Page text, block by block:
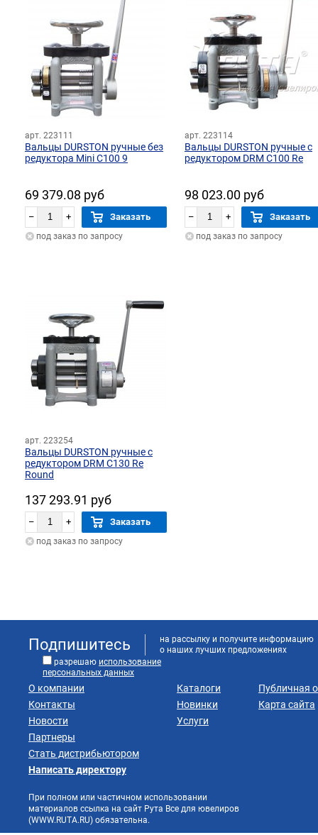
арт. 223111
Вальцы DURSTON ручные без
редуктора Mini C100 9
69 379.08 руб
– + Заказать
под заказ по запросу
арт. 223114
Вальцы DURSTON ручные c
редуктором DRM C100 Re
98 023.00 руб
– + Заказать
под заказ по запросу
арт. 223254
Вальцы DURSTON ручные с
редуктором DRM C130 Re
Round
137 293.91 руб
– + Заказать
под заказ по запросу
Подпишитесь
на рассылку и получите информацию
о наших лучших предложениях
разрешаю использование
персональных данных
О компании
Контакты
Новости
Партнеры
Стать дистрибьютором
Каталоги
Новинки
Услуги
Публичная
Карта сайта
Написать директору
При полном или частичном использовании
материалов ссылка на сайт Рута Все для ювелиров
(WWW.RUTA.RU) обязательна.